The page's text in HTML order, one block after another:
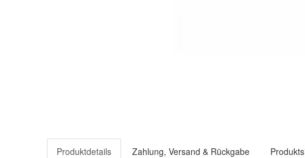
Produktdetails Zahlung, Versand & Rückgabe